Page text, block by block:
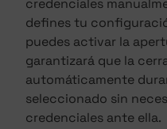
credenciales
defines tu
puedes activar la
garantizará que la
automáticamente
seleccionado sin
credenciales ante ella.